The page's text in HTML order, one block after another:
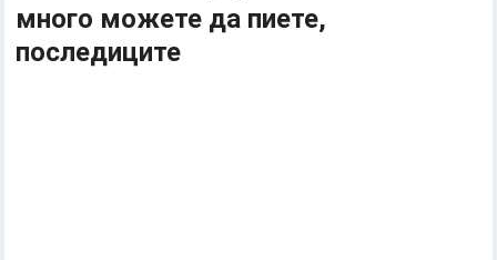
много можете да пиете,
последиците